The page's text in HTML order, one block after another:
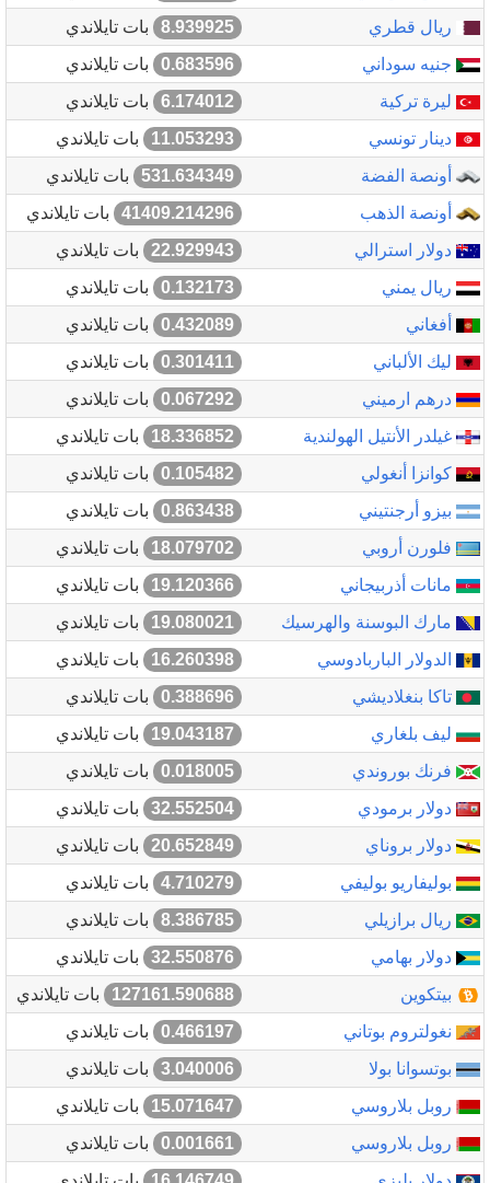
ريال قطري
8.939925
بات تايلاندي
جنيه سوداني
0.683596
بات تايلاندي
ليرة تركية
6.174012
بات تايلاندي
دينار تونسي
11.053293
بات تايلاندي
أونصة الفضة
531.634349
بات تايلاندي
أونصة الذهب
41409.214296
بات تايلاندي
دولار استرالي
22.929943
بات تايلاندي
ريال يمني
0.132173
بات تايلاندي
أفغاني
0.432089
بات تايلاندي
ليك الألباني
0.301411
بات تايلاندي
درهم ارميني
0.067292
بات تايلاندي
غيلدر الأنتيل الهولندية
18.336852
بات تايلاندي
كوانزا أنغولي
0.105482
بات تايلاندي
بيزو أرجنتيني
0.863438
بات تايلاندي
فلورن أروبي
18.079702
بات تايلاندي
مانات أذربيجاني
19.120366
بات تايلاندي
مارك البوسنة والهرسيك
19.080021
بات تايلاندي
الدولار الباربادوسي
16.260398
بات تايلاندي
تاكا بنغلاديشي
0.388696
بات تايلاندي
ليف بلغاري
19.043187
بات تايلاندي
فرنك بوروندي
0.018005
بات تايلاندي
دولار برمودي
32.552504
بات تايلاندي
دولار بروناي
20.652849
بات تايلاندي
بوليفاريو بوليفي
4.710279
بات تايلاندي
ريال برازيلي
8.386785
بات تايلاندي
دولار بهامي
32.550876
بات تايلاندي
بيتكوين
127161.590688
بات تايلاندي
نغولتروم بوتاني
0.466197
بات تايلاندي
بوتسوانا بولا
3.040006
بات تايلاندي
روبل بلاروسي
15.071647
بات تايلاندي
روبل بلاروسي
0.001661
بات تايلاندي